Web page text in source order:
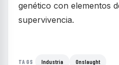
genético con elementos
supervivencia.
TAGS Industria Onslaught